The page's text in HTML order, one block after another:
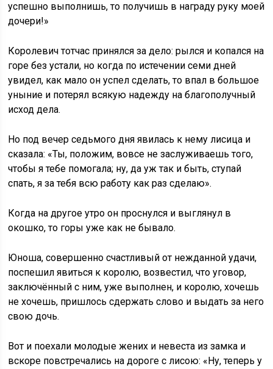
успешно выполнишь, то получишь в награду руку моей
дочери!»
Королевич тотчас принялся за дело: рылся и копался на
горе без устали, но когда по истечении семи дней
увидел, как мало он успел сделать, то впал в большое
уныние и потерял всякую надежду на благополучный
исход дела.
Но под вечер седьмого дня явилась к нему лисица и
сказала: «Ты, положим, вовсе не заслуживаешь того,
чтобы я тебе помогала; ну, да уж так и быть, ступай
спать, я за тебя всю работу как раз сделаю».
Когда на другое утро он проснулся и выглянул в
окошко, то горы уже как не бывало.
Юноша, совершенно счастливый от нежданной удачи,
поспешил явиться к королю, возвестил, что уговор,
заключённый с ним, уже выполнен, и королю, хочешь
не хочешь, пришлось сдержать слово и выдать за него
свою дочь.
Вот и поехали молодые жених и невеста из замка и
вскоре повстречались на дороге с лисою: «Ну, теперь у